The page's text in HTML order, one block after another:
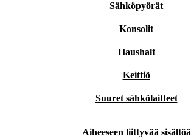
Sähköpyörät
Konsolit
Haushalt
Keittiö
Suuret sähkölaitteet
Aiheeseen liittyvää sisältöä